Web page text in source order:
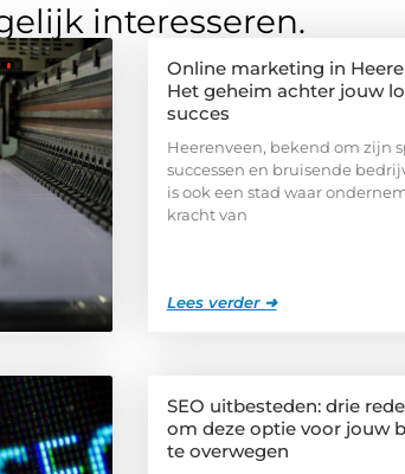
interesseren.
Online marketing in
Het geheim achter jouw
succes
Heerenveen, bekend om zijn
successen en bruisende
is ook een stad waar
kracht van
Lees verder ➜
SEO uitbesteden: drie
om deze optie voor jouw
te overwegen